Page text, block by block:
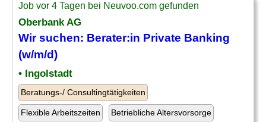
Job vor 4 Tagen bei Neuvoo.com gefunden
Oberbank AG
Wir suchen: Berater:in Private Banking
(w/m/d)
• Ingolstadt
Beratungs-/ Consultingtätigkeiten
Flexible Arbeitszeiten Betriebliche Altersvorsorge